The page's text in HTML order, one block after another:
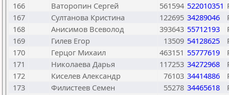
166
Ваторопин Сергей 561594 522010351
167
Султанова Кристина 122695 34289046
168
Анисимов Всеволод 393643 55712193
169
Гилев Егор 13509 54128625
170
Герцог Михаил 463151 55777619
171
Николаева Дарья 117253 34272968
172
Киселев Александр 76103 34414886
173
Филистеев Семен 55278 34465618